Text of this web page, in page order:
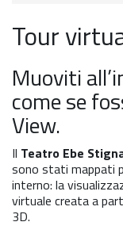
Tour
Muoviti
come se
View.
Il Teatro Ebe
sono stati mappati
interno: la
virtuale creata a
3D.